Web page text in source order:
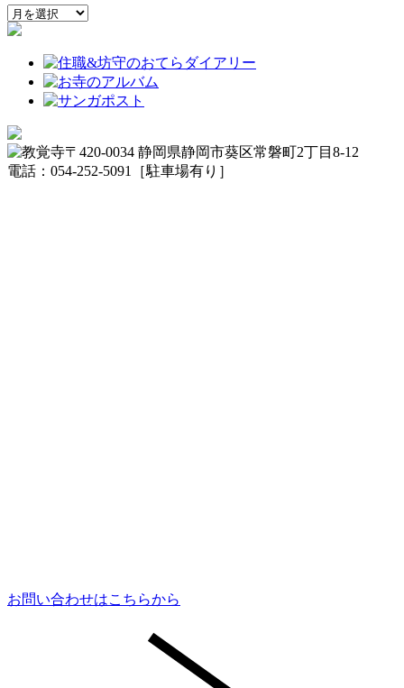
〒420-0034 静岡県静岡市葵区常磐町2丁目8-12
電話：054-252-5091［駐車場有り］
お問い合わせはこちらから